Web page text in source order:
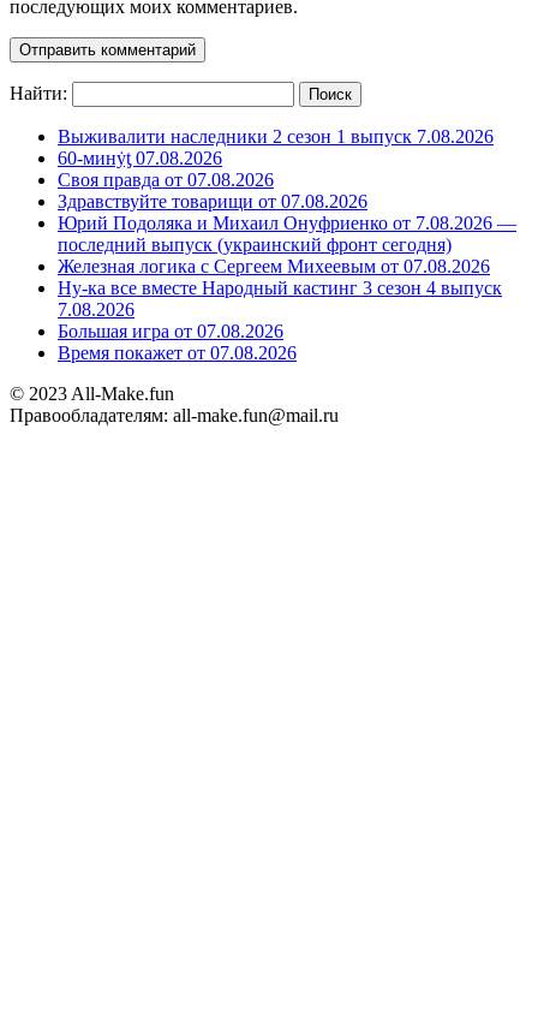
последующих моих комментариев.
Найти:
Выживалити наследники 2 сезон 1 выпуск 7.08.2026
60-минẏƫ 07.08.2026
Своя правда от 07.08.2026
Здравствуйте товарищи от 07.08.2026
Юрий Подоляка и Михаил Онуфриенко от 7.08.2026 —
последний выпуск (украинский фронт сегодня)
Железная логика с Сергеем Михеевым от 07.08.2026
Ну-ка все вместе Народный кастинг 3 сезон 4 выпуск
7.08.2026
Большая игра от 07.08.2026
Время покажет от 07.08.2026
© 2023 All-Make.fun
Правообладателям: all-make.fun@mail.ru